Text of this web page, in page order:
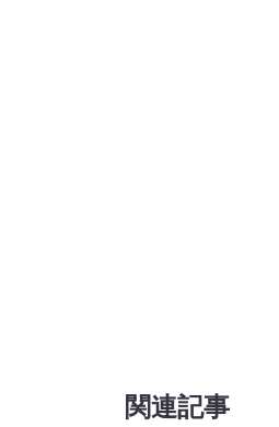
関連記事